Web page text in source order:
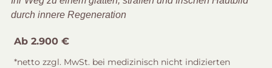
durch innere Regeneration
Ab 2.900 €
*netto zzgl. MwSt. bei medizinisch nicht indizierten